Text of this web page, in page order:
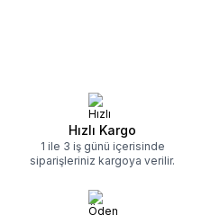
Hızlı Kargo
1 ile 3 iş günü içerisinde
siparişleriniz kargoya verilir.